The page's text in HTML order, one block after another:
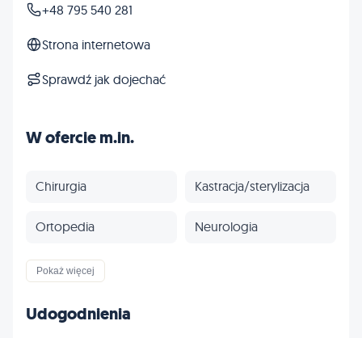
+48 795 540 281
Strona internetowa
Sprawdź jak dojechać
W ofercie m.in.
Chirurgia Kastracja/sterylizacja
Ortopedia Neurologia
Profilaktyka
Pokaż więcej
Udogodnienia